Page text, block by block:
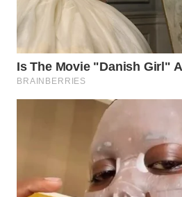
WAHANA
NEWS
WAHANA
TANI
WAHANA